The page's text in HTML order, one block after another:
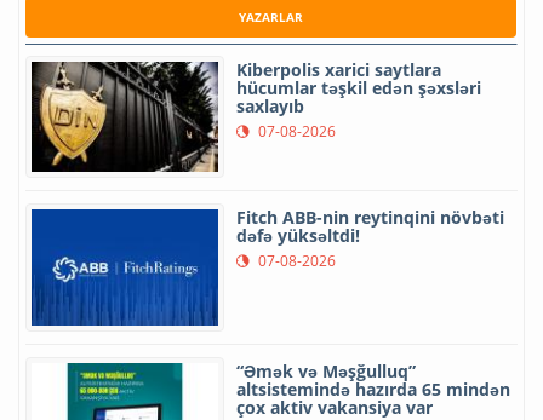
YAZARLAR
Kiberpolis xarici saytlara
hücumlar təşkil edən şəxsləri
saxlayıb
07-08-2026
Fitch ABB-nin reytinqini növbəti
dəfə yüksəltdi!
07-08-2026
“Əmək və Məşğulluq”
altsistemində hazırda 65 mindən
çox aktiv vakansiya var